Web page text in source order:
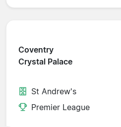
Coventry
Crystal Palace
St Andrew's
Premier League